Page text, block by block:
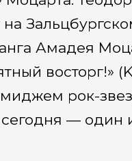
Амадея
восторг!»
рок-
— один